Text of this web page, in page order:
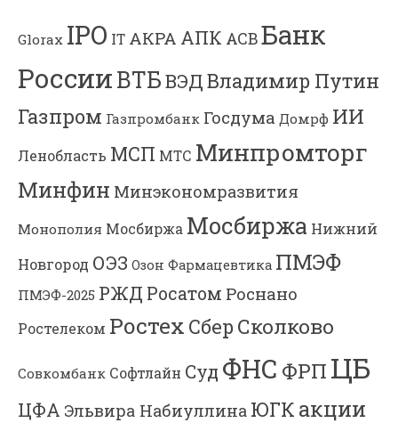
Glorax IPO IT АКРА АПК АСВБанк
РоссииВТБВЭДВладимир Путин
Газпром Газпромбанк Госдума Домрф ИИ
Ленобласть МСП МТС Минпромторг
Минфин Минэкономразвития
Монополия Мосбиржа Мосбиржа Нижний
Новгород ОЭЗ Озон Фармацевтика ПМЭФ
ПМЭФ-2025 РЖД Росатом Роснано
Ростелеком Ростех Сбер Сколково
Совкомбанк Софтлайн Суд ФНС ФРП ЦБ
ЦФА Эльвира Набиуллина ЮГК акции